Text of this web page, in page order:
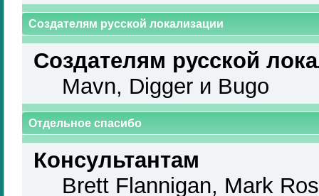
Создателям русской локализации
Создателям русской
Mavn, Digger и Bugo
Отдельное спасибо
Консультантам
Brett Flannigan, Mark